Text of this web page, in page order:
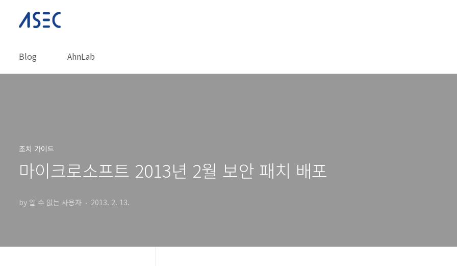
Blog AhnLab
조치 가이드
마이크로소프트 2013년 2월 보안 패치 배포
by 알 수 없는 사용자 2013. 2. 13.